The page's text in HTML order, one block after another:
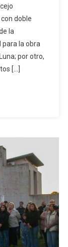
doble
la
para la obra
por otro,
[…]